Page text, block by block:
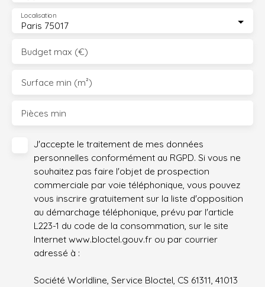
Paris 75017
Localisation
Budget max (€)
Surface min (m²)
Pièces min
J'accepte le traitement de mes données
personnelles conformément au RGPD. Si vous ne
souhaitez pas faire l'objet de prospection
commerciale par voie téléphonique, vous pouvez
vous inscrire gratuitement sur la liste d'opposition
au démarchage téléphonique, prévu par l'article
L223-1 du code de la consommation, sur le site
Internet www.bloctel.gouv.fr ou par courrier
adressé à :
Société Worldline, Service Bloctel, CS 61311, 41013